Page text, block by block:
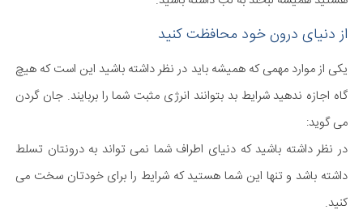
از دنیای درون خود محافظت کنید
یکی از موارد مهمی که همیشه باید در نظر داشته باشید این است که هیچ
گاه اجازه ندهید شرایط بد بتوانند انرژی مثبت شما را بربایند. جان گردن
می گوید:
در نظر داشته باشید که دنیای اطراف شما نمی تواند به درونتان تسلط
داشته باشد و تنها این شما هستید که شرایط را برای خودتان سخت می
کنید.